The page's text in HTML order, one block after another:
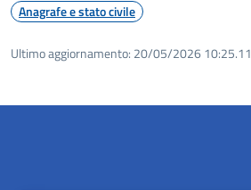
Anagrafe e stato civile
Ultimo aggiornamento: 20/05/2026 10:25.11